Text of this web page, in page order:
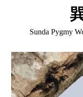
Sunda Pygmy